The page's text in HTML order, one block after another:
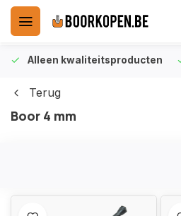
Alleen kwaliteitsproducten
Terug
Boor 4 mm